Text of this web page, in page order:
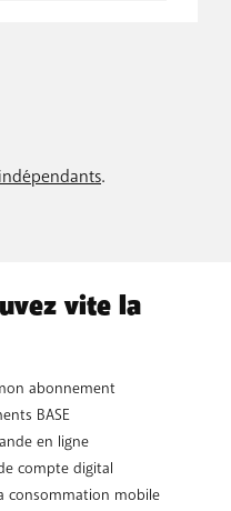
.
vite la
abonnement
BASE
en ligne
compte digital
consommation mobile